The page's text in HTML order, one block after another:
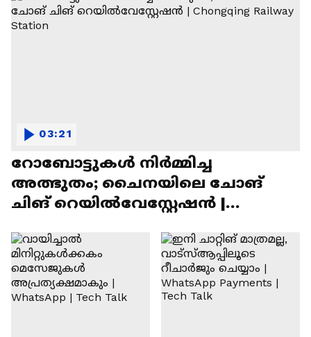
റോബോട്ടുകൾ നിർമ്മിച്ച
അത്ഭുതം; ചൈനയിലെ ചോങ്
ചിങ് റെയിൽവേസ്റ്റേഷൻ |
03:21